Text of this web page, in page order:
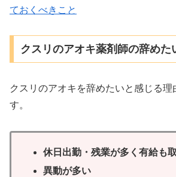
ておくべきこと
クスリのアオキ薬剤師の辞めた
クスリのアオキを辞めたいと感じる
す。
休日出勤・残業が多く有給も
異動が多い